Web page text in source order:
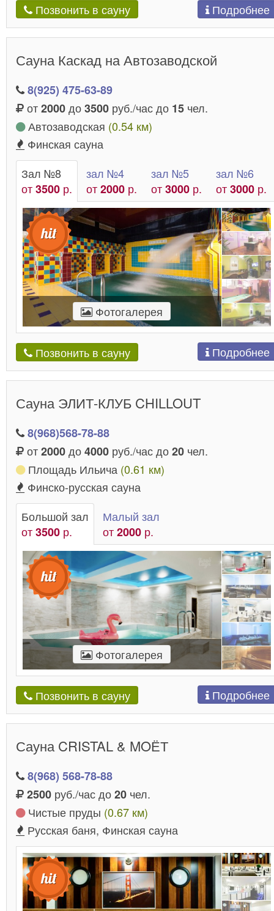
Позвонить в сауну Подробнее
Сауна Каскад на Автозаводской
8(925) 475-63-89
от2000до3500 руб./час до 15 чел.
Автозаводская (0.54 км)
Финская сауна
Зал №8
от3500 р.
зал №4
от2000 р.
зал №5
от3000 р.
зал №6
от3000 р.
Фотогалерея
Позвонить в сауну Подробнее
Сауна ЭЛИТ-КЛУБ CHILLOUT
8(968)568-78-88
от2000до4000 руб./час до20 чел.
Площадь Ильича (0.61 км)
Финско-русская сауна
Большой зал
от3500 р.
Малый зал
от2000 р.
Фотогалерея
Позвонить в сауну Подробнее
Сауна CRISTAL & MOЁТ
8(968) 568-78-88
2500 руб./час до20 чел.
Чистые пруды (0.67 км)
Русская баня, Финская сауна